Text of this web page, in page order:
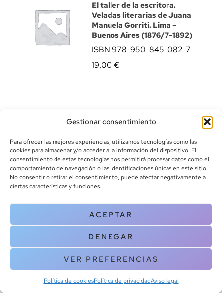
Gestionar consentimiento
Para ofrecer las mejores experiencias, utilizamos tecnologías como las
cookies para almacenar y/o acceder a la información del dispositivo. El
consentimiento de estas tecnologías nos permitirá procesar datos como el
comportamiento de navegación o las identificaciones únicas en este sitio.
No consentir o retirar el consentimiento, puede afectar negativamente a
ciertas características y funciones.
ACEPTAR
DENEGAR
VER PREFERENCIAS
Política de cookiesPolítica de privacidadAviso legal
El taller de la escritora.
Veladas literarias de Juana
Manuela Gorriti. Lima –
Buenos Aires (1876/7-1892)
ISBN:978-950-845-082-7
19,00 €
info@canoalibros.com
pedidos@canoalibros.com
+34 934 242 391
CONTACTO
Copyright © 2025 Canoa Libros. All Rights Reserved |
cookies
| Aviso legal